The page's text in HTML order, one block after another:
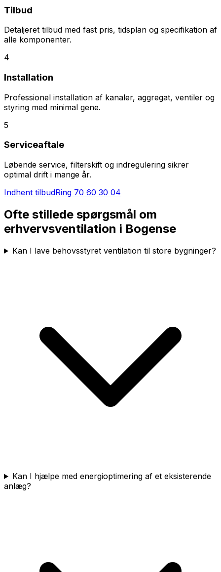
Tilbud
Detaljeret tilbud med fast pris, tidsplan og specifikation af
alle komponenter.
4
Installation
Professionel installation af kanaler, aggregat, ventiler og
styring med minimal gene.
5
Serviceaftale
Løbende service, filterskift og indregulering sikrer
optimal drift i mange år.
Indhent tilbudRing 70 60 30 04
Ofte stillede spørgsmål om
erhvervsventilation i Bogense
Kan I lave behovsstyret ventilation til store bygninger?
Kan I hjælpe med energioptimering af et eksisterende
anlæg?